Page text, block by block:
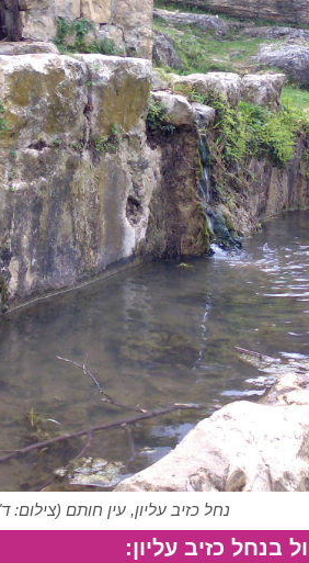
נחל כזיב עליון, עין חותם
בנחל כזיב עליון: